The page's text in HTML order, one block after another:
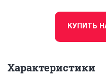
КУПИТЬ
Характеристики